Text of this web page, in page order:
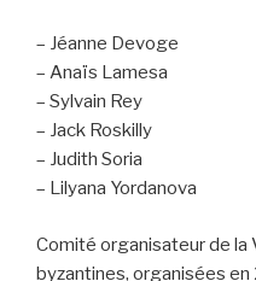
– Jéanne Devoge
– Anaïs Lamesa
– Sylvain Rey
– Jack Roskilly
– Judith Soria
– Lilyana Yordanova
Comité organisateur de la
byzantines, organisées en